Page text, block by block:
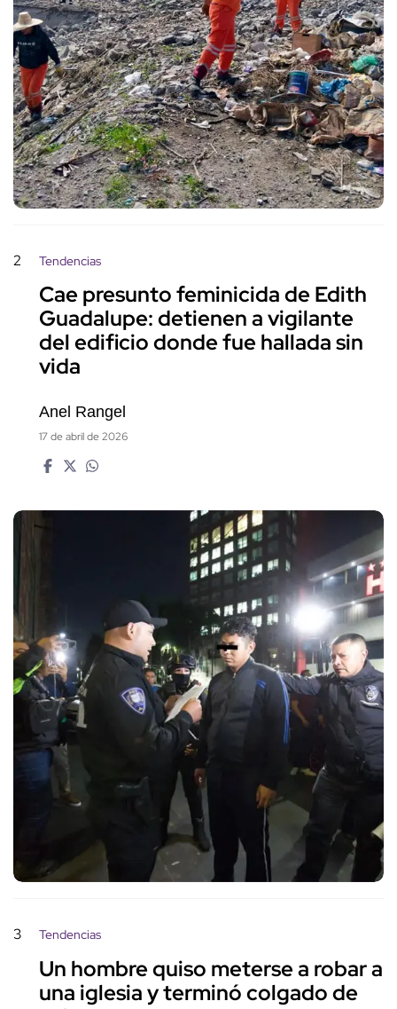
2 Tendencias
Cae presunto feminicida de Edith
Guadalupe: detienen a vigilante
del edificio donde fue hallada sin
vida
Anel Rangel
17 de abril de 2026
3 Tendencias
Un hombre quiso meterse a robar a
una iglesia y terminó colgado de